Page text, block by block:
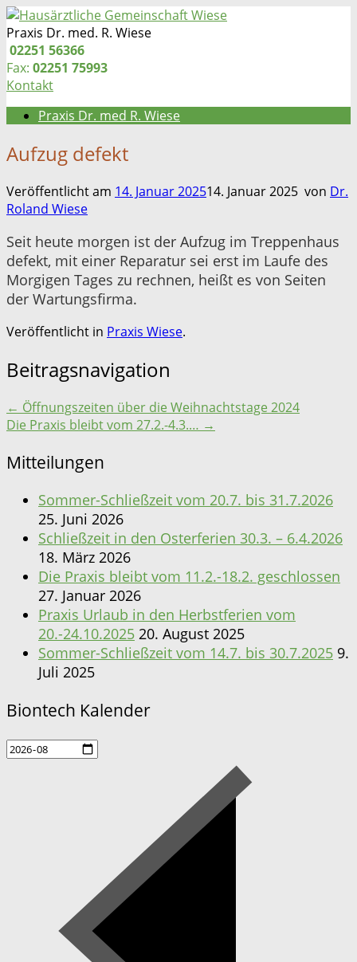
Zum
Inhalt
springen
Praxis Dr. med. R. Wiese
Telefon:
02251 56366
Fax: 02251 75993
Kontakt
Praxis Dr. med R. Wiese
Aufzug defekt
Veröffentlicht am 14. Januar 202514. Januar 2025 von Dr.
Roland Wiese
Seit heute morgen ist der Aufzug im Treppenhaus
defekt, mit einer Reparatur sei erst im Laufe des
Morgigen Tages zu rechnen, heißt es von Seiten
der Wartungsfirma.
Veröffentlicht in Praxis Wiese.
Beitragsnavigation
← Öffnungszeiten über die Weihnachtstage 2024
Die Praxis bleibt vom 27.2.-4.3.… →
Mitteilungen
Sommer-Schließzeit vom 20.7. bis 31.7.2026
25. Juni 2026
Schließzeit in den Osterferien 30.3. – 6.4.2026
18. März 2026
Die Praxis bleibt vom 11.2.-18.2. geschlossen
27. Januar 2026
Praxis Urlaub in den Herbstferien vom
20.-24.10.2025 20. August 2025
Sommer-Schließzeit vom 14.7. bis 30.7.2025 9.
Juli 2025
Biontech Kalender